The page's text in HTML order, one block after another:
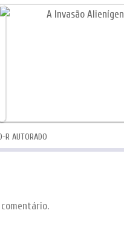
R AUTORADO